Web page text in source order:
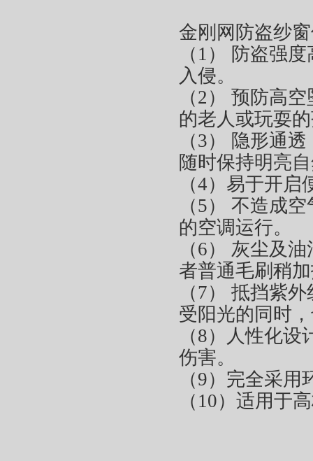
金刚网防盗纱
（1） 防盗强
入侵。
（2） 预防高
的老人或玩耍
（3） 隐形通
随时保持明亮
（4）易于开启
（5） 不造成
的空调运行。
（6） 灰尘及
者普通毛刷稍
（7） 抵挡紫
受阳光的同时
（8）人性化
伤害。
（9）完全采
（10）适用于